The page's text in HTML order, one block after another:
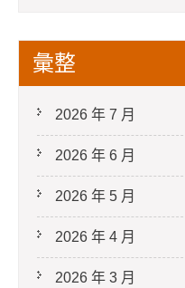
彙整
2026 年 7 月
2026 年 6 月
2026 年 5 月
2026 年 4 月
2026 年 3 月